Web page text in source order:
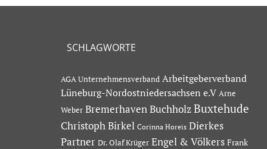
SCHLAGWORTE
AGA Unternehmensverband Arbeitgeberverband
Lüneburg-Nordostniedersachsen e.V Arne
Weber BremerhavenBuchholzBuxtehude
Christoph Birkel Corinna Horeis Dierkes
Partner Dr. Olaf Krüger Engel & Völkers Frank